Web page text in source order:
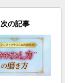
次の記事